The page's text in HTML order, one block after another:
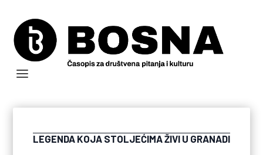
LEGENDA KOJA STOLJEĆIMA ŽIVI U GRANADI